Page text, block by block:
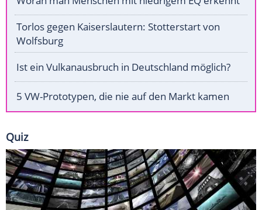
Torlos gegen Kaiserslautern: Stotterstart von
Wolfsburg
Ist ein Vulkanausbruch in Deutschland möglich?
5 VW-Prototypen, die nie auf den Markt kamen
Quiz